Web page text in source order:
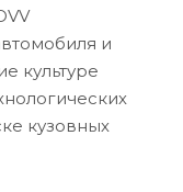
и
культуре
кузовных